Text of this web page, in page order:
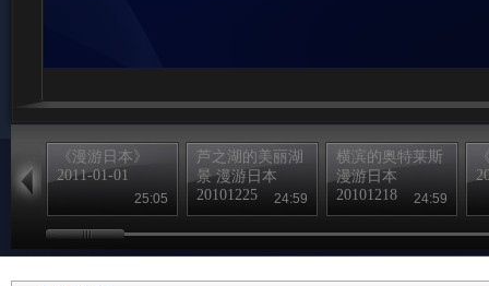
《漫游日本》
2011-01-01
25:05
芦之湖的美丽湖
景 漫游日本
20101225
24:59
横滨的奥特莱斯
漫游日本
20101218
24:59